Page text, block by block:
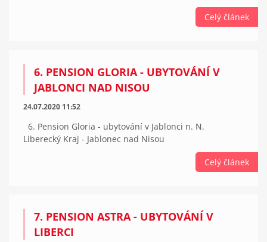
Celý článek
6. PENSION GLORIA - UBYTOVÁNÍ V
JABLONCI NAD NISOU
24.07.2020 11:52
6. Pension Gloria - ubytování v Jablonci n. N.
Liberecký Kraj - Jablonec nad Nisou
Celý článek
7. PENSION ASTRA - UBYTOVÁNÍ V
LIBERCI